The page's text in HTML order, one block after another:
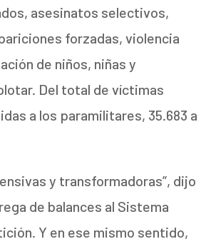
asesinatos selectivos,
forzadas, violencia
de niños, niñas y
Del total de víctimas
a los paramilitares, 35.683 a
y transformadoras”, dijo
de balances al Sistema
Y en ese mismo sentido,